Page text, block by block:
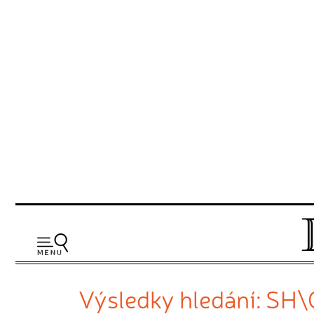
Výsledky hledání: